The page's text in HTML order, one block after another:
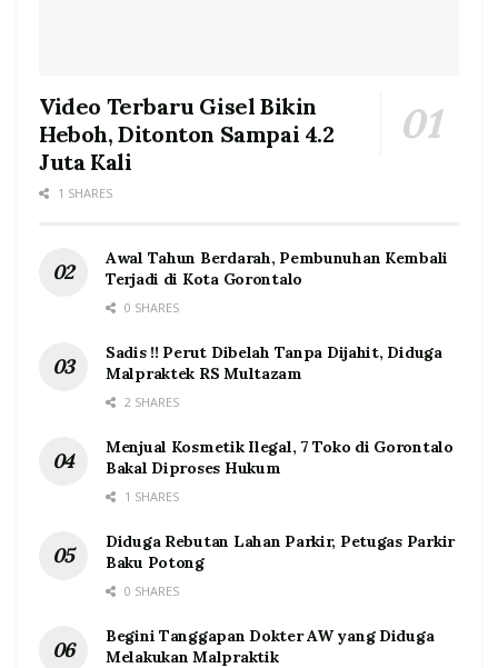
Video Terbaru Gisel Bikin
Heboh, Ditonton Sampai 4.2
Juta Kali
1 SHARES
Awal Tahun Berdarah, Pembunuhan Kembali
Terjadi di Kota Gorontalo
0 SHARES
Sadis !! Perut Dibelah Tanpa Dijahit, Diduga
Malpraktek RS Multazam
2 SHARES
Menjual Kosmetik Ilegal, 7 Toko di Gorontalo
Bakal Diproses Hukum
1 SHARES
Diduga Rebutan Lahan Parkir, Petugas Parkir
Baku Potong
0 SHARES
Begini Tanggapan Dokter AW yang Diduga
Melakukan Malpraktik